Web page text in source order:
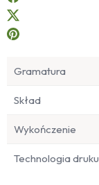
Gramatura
Skład
Wykończenie
Technologia druku